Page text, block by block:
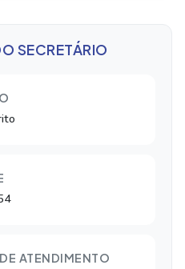
SECRETÁRIO
ATENDIMENTO